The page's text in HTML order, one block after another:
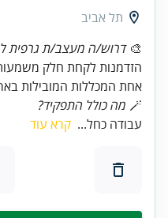
תל אביב
🎨דרוש/ה מעצב/ת גרפית
הזדמנות לקחת חלק
אחת המכללות המובילות
🪄 מה כולל התפקיד?
עבודה כחל... קרא עוד